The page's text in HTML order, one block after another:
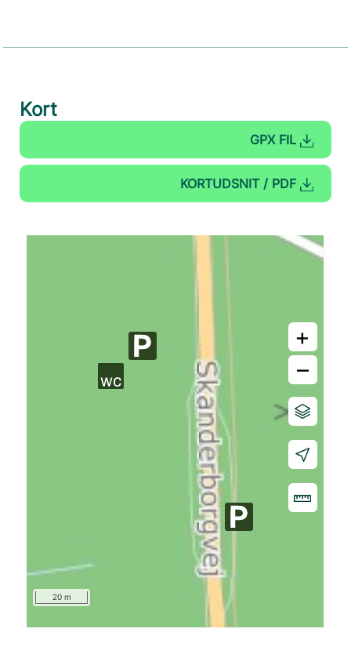
Kort
GPX FIL
KORTUDSNIT / PDF
+
–
20 m